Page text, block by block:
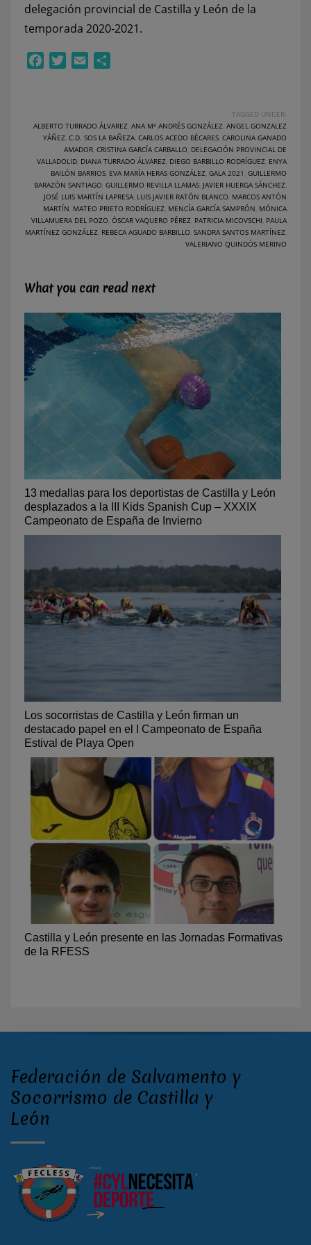
delegación provincial de Castilla y León de la
temporada 2020-2021.
FacebookTwitterEmail
TAGGED UNDER:
ALBERTO TURRADO ÁLVAREZ, ANA Mª ANDRÉS GONZÁLEZ, ANGEL GONZALEZ
YÁÑEZ, C.D. SOS LA BAÑEZA, CARLOS ACEDO BÉCARES, CAROLINA GANADO
AMADOR, CRISTINA GARCÍA CARBALLO, DELEGACIÓN PROVINCIAL DE
VALLADOLID, DIANA TURRADO ÁLVAREZ, DIEGO BARBILLO RODRÍGUEZ, ENYA
BAILÓN BARRIOS, EVA MARÍA HERAS GONZÁLEZ, GALA 2021 , GUILLERMO
BARAZÓN SANTIAGO, GUILLERMO REVILLA LLAMAS, JAVIER HUERGA SÁNCHEZ,
JOSÉ LUIS MARTÍN LAPRESA, LUIS JAVIER RATÓN BLANCO, MARCOS ANTÓN
MARTÍN, MATEO PRIETO RODRÍGUEZ, MENCÍA GARCÍA SAMPRÓN, MÓNICA
VILLAMUERA DEL POZO, ÓSCAR VAQUERO PÉREZ, PATRICIA MICOVSCHI, PAULA
MARTÍNEZ GONZÁLEZ, REBECA AGUADO BARBILLO, SANDRA SANTOS MARTÍNEZ,
VALERIANO QUINDÓS MERINO
What you can read next
13 medallas para los deportistas de Castilla y León
desplazados a la III Kids Spanish Cup – XXXIX
Campeonato de España de Invierno
Los socorristas de Castilla y León firman un
destacado papel en el I Campeonato de España
Estival de Playa Open
Castilla y León presente en las Jornadas Formativas
de la RFESS
Federación de Salvamento y
Socorrismo de Castilla y
León